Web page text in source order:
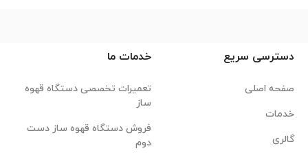
دسترسی سریع
صفحه اصلی
خدمات
گالری
خدمات ما
تعمیرات تخصصی دستگاه قهوه
ساز
فروش دستگاه قهوه ساز دست
دوم